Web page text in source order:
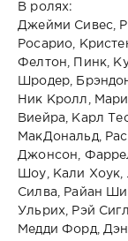
В ролях:
Джейми Сивес,
Росарио,
Фелтон, Пинк,
Шродер,
Ник Кролл,
Виейра, Карл
МакДональд,
Джонсон,
Шоу, Кали
Силва, Райан
Ульрих, Рэй
Медди Форд,